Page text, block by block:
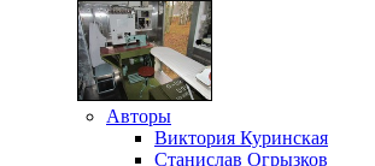
Авторы
Виктория Куринская
Станислав Огрызков